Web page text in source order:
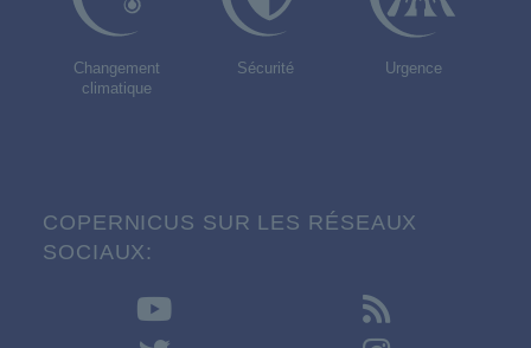
Changement
climatique
Sécurité Urgence
COPERNICUS SUR LES RÉSEAUX
SOCIAUX: